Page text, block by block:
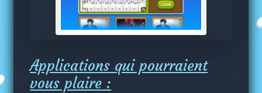
Applications qui pourraient
vous plaire :